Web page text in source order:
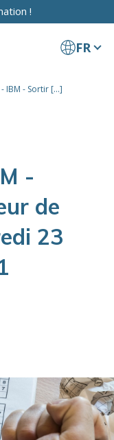
!
FR
IBM - Sortir [...]
-
de
23